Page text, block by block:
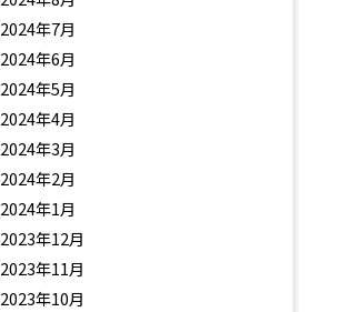
2024年7月
2024年6月
2024年5月
2024年4月
2024年3月
2024年2月
2024年1月
2023年12月
2023年11月
2023年10月